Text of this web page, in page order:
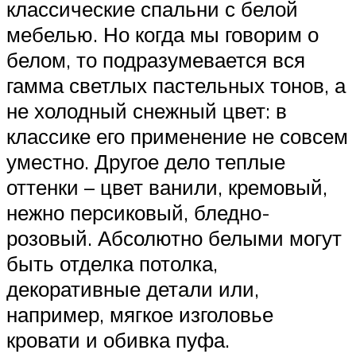
классические спальни с белой
мебелью. Но когда мы говорим о
белом, то подразумевается вся
гамма светлых пастельных тонов, а
не холодный снежный цвет: в
классике его применение не совсем
уместно. Другое дело теплые
оттенки – цвет ванили, кремовый,
нежно персиковый, бледно-
розовый. Абсолютно белыми могут
быть отделка потолка,
декоративные детали или,
например, мягкое изголовье
кровати и обивка пуфа.